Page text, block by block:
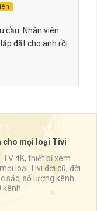
cầu. Nhân viên
đặt cho anh rồi
cho mọi loại Tivi
4K, thiết bị xem
loại Tivi đời cũ, đời
sắc, số lượng kênh
kênh